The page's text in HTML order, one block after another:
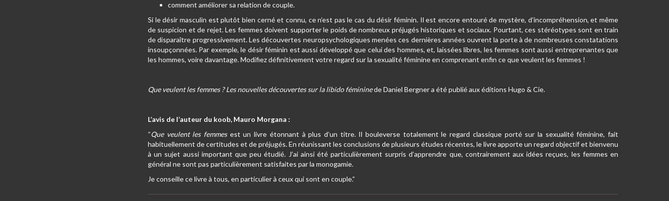
comment améliorer sa relation de couple.
Si le désir masculin est plutôt bien cerné et connu, ce n’est pas le cas du désir féminin. Il est encore entouré de mystère, d’incompréhension, et même
de suspicion et de rejet. Les femmes doivent supporter le poids de nombreux préjugés historiques et sociaux. Pourtant, ces stéréotypes sont en train
de disparaître progressivement. Les découvertes neuropsychologiques menées ces dernières années ouvrent la porte à de nombreuses constatations
insoupçonnées. Par exemple, le désir féminin est aussi développé que celui des hommes, et, laissées libres, les femmes sont aussi entreprenantes que
les hommes, voire davantage. Modifiez définitivement votre regard sur la sexualité féminine en comprenant enfin ce que veulent les femmes !
Que veulent les femmes ? Les nouvelles découvertes sur la libido fémininede Daniel Bergner a été publié aux éditions Hugo & Cie.
L’avis de l’auteur du koob, Mauro Morgana :
“Que veulent les femmesest un livre étonnant à plus d’un titre. Il bouleverse totalement le regard classique porté sur la sexualité féminine, fait
habituellement de certitudes et de préjugés. En réunissant les conclusions de plusieurs études récentes, le livre apporte un regard objectif et bienvenu
à un sujet aussi important que peu étudié. J’ai ainsi été particulièrement surpris d’apprendre que, contrairement aux idées reçues, les femmes en
général ne sont pas particulièrement satisfaites par la monogamie.
Je conseille ce livre à tous, en particulier à ceux qui sont en couple.”